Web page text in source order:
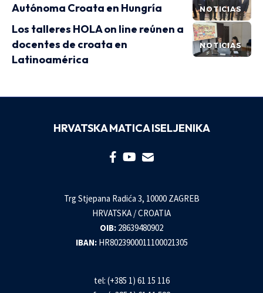
NOTICIAS
Autónoma Croata en Hungría
NOTICIAS
Los talleres HOLA on line reúnen a
docentes de croata en
Latinoamérica
HRVATSKA MATICA ISELJENIKA
Trg Stjepana Radića 3, 10000 ZAGREB
HRVATSKA / CROATIA
OIB: 28639480902
IBAN: HR8023900011100021305
tel: (+385 1) 61 15 116